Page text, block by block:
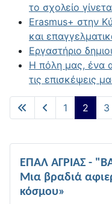
το σχολείο
Erasmus+ στην
και
Εργαστήριο
Η πόλη μας, ένα
τις επισκέψεις
1 2 3
ΕΠΑΛ ΑΓΡΙΑΣ -
Μια βραδιά
κόσμου»